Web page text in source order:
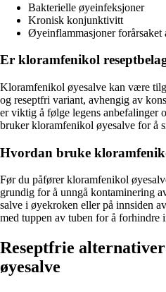
Bakterielle øyeinfeksjoner
Kronisk konjunktivitt
Øyeinflammasjoner forårsaket
Er kloramfenikol
Kloramfenikol øyesalve kan være
og reseptfri variant, avhengig av
er viktig å følge legens anbefalinger
bruker kloramfenikol øyesalve for å
Hvordan bruke
Før du påfører kloramfenikol
grundig for å unngå kontaminering
salve i øyekroken eller på innsiden
med tuppen av tuben for å forhindre
Reseptfrie
øyesalve